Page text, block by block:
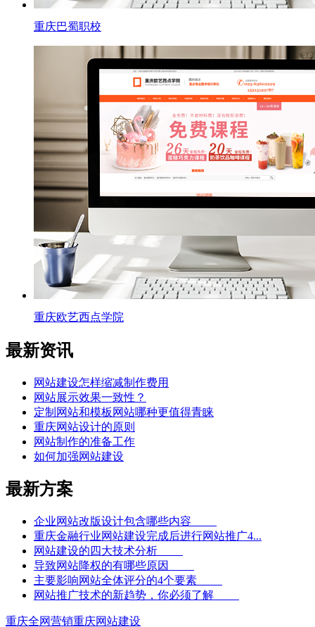
重庆巴蜀职校
重庆欧艺西点学院
最新资讯
网站建设怎样缩减制作费用
网站展示效果一致性？
定制网站和模板网站哪种更值得青睐
重庆网站设计的原则
网站制作的准备工作
如何加强网站建设
最新方案
企业网站改版设计包含哪些内容
重庆金融行业网站建设完成后进行网站推广4...
网站建设的四大技术分析
导致网站降权的有哪些原因
主要影响网站全体评分的4个要素
网站推广技术的新趋势，你必须了解
重庆全网营销重庆网站建设